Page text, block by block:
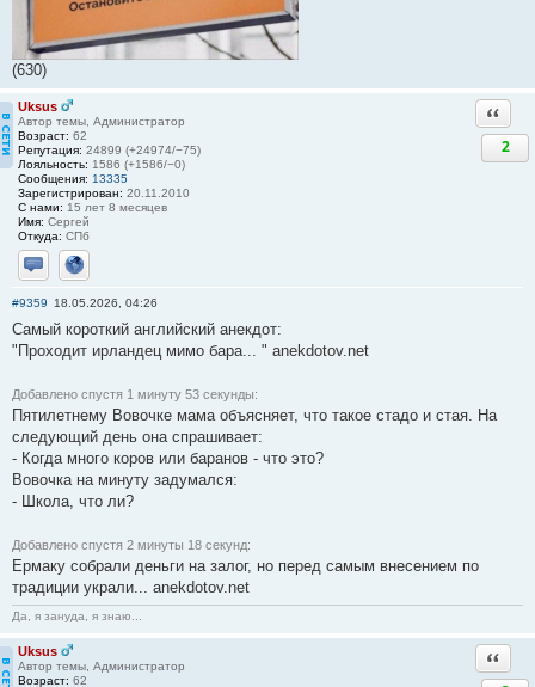
(630)
Uksus
Автор темы, Администратор
Возраст: 62
Репутация: 24899 (+24974/−75)
Лояльность: 1586 (+1586/−0)
Сообщения: 13335
Зарегистрирован: 20.11.2010
С нами: 15 лет 8 месяцев
Имя: Сергей
Откуда: СПб
Отправить личное сообщение
Сайт
2
#9359 18.05.2026, 04:26
Самый короткий английский анекдот:
"Проходит ирландец мимо бара... " anekdotov.net
Добавлено спустя 1 минуту 53 секунды:
Пятилетнему Вовочке мама объясняет, что такое стадо и стая. На
следующий день она спрашивает:
- Когда много коров или баранов - что это?
Вовочка на минуту задумался:
- Школа, что ли?
Добавлено спустя 2 минуты 18 секунд:
Ермаку собрали деньги на залог, но перед самым внесением по
традиции украли... anekdotov.net
Да, я зануда, я знаю...
Uksus
Автор темы, Администратор
Возраст: 62